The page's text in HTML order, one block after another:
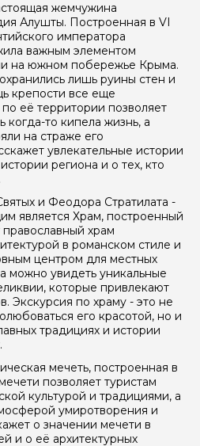
жемчужина
Алушты. Построенная в VI
императора
важным элементом
на южном побережье Крыма.
лишь руины стен и
крепости все еще
её территории позволяет
когда-то кипела жизнь, а
на страже его
увлекательные истории
региона и о тех, кто
и Феодора Стратилата -
является Храм, построенный
православный храм
в романском стиле и
центром для местных
можно увидеть уникальные
которые привлекают
Экскурсия по храму - это не
его красотой, но и
традициях и истории
мечеть, построенная в
позволяет туристам
культурой и традициями, а
умиротворения и
о значении мечети в
и о её архитектурных
вопросы, можете их
на обработку персональных